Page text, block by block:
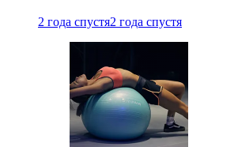
2 года спустя2 года спустя